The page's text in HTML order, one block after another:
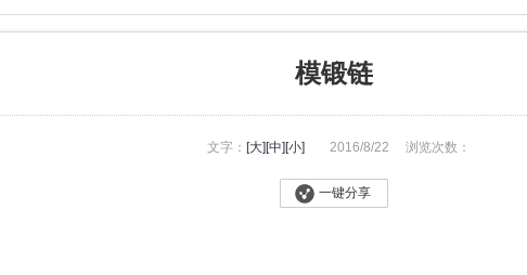
模锻链
文字： [大] [中] [小] 2016/8/22 浏览次数：
一键分享